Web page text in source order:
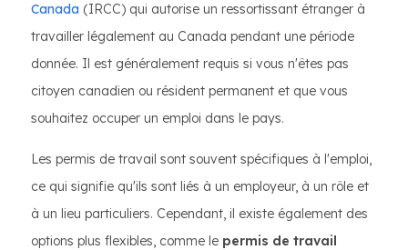
Canada (IRCC) qui autorise un ressortissant étranger à
travailler légalement au Canada pendant une période
donnée. Il est généralement requis si vous n'êtes pas
citoyen canadien ou résident permanent et que vous
souhaitez occuper un emploi dans le pays.
Les permis de travail sont souvent spécifiques à l'emploi,
ce qui signifie qu'ils sont liés à un employeur, à un rôle et
à un lieu particuliers. Cependant, il existe également des
options plus flexibles, comme le permis de travail